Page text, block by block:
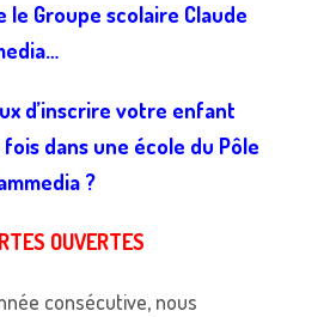
le Groupe scolaire Claude
d’inscrire votre enfant
dans une école du Pôle
?
OUVERTES
consécutive, nous